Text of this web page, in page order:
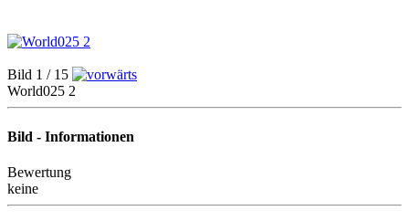
Bild 1 / 15
World025 2
Bild - Informationen
Bewertung
keine